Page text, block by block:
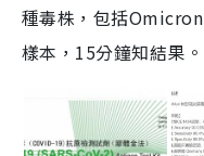
種毒株，包括
樣本，15分鐘知結果。